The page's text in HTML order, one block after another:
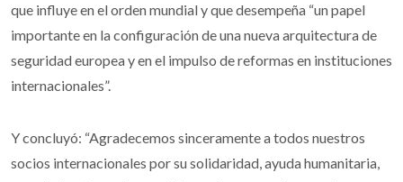
que influye en el orden mundial y que desempeña “un papel
importante en la configuración de una nueva arquitectura de
seguridad europea y en el impulso de reformas en instituciones
internacionales”.
Y concluyó: “Agradecemos sinceramente a todos nuestros
socios internacionales por su solidaridad, ayuda humanitaria,